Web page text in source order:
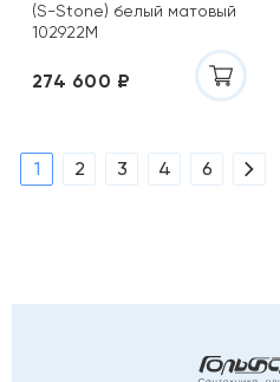
(S-Stone) белый матовый
102922M
274 600 ₽
1 2 3 4 6